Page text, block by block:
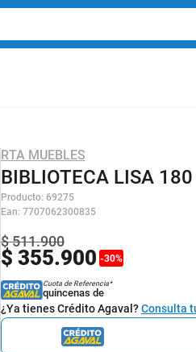
RTA MUEBLES
BIBLIOTECA LISA
Producto: 69275
Ean: 7707062300835
$ 355.900 -30%
$511.900
Cuota de Referencia*
quincenas de
¿Ya tienes Crédito Agaval?Consulta